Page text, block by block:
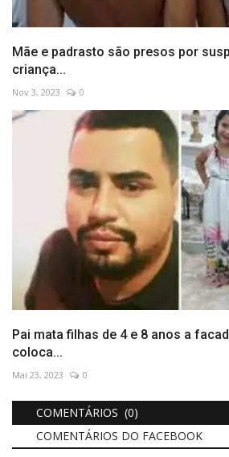
Mãe e padrasto são presos por
criança...
Nov 3, 2023 0
Pai mata filhas de 4 e 8 anos a
coloca...
Mai 23, 2023 0
COMENTÁRIOS (0)
COMENTÁRIOS DO FACEBOOK